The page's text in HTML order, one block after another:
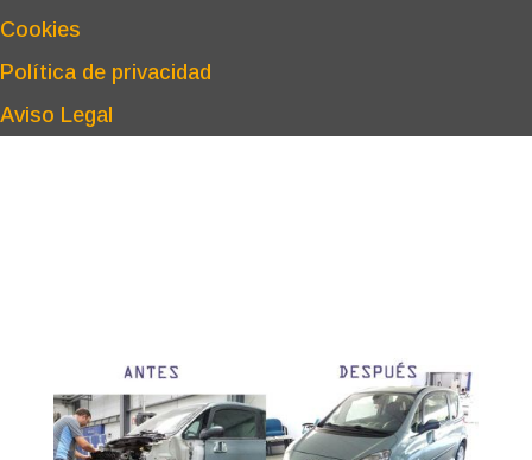
Cookies
Política de privacidad
Aviso Legal